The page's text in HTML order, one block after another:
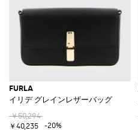
FURLA
イリデ グレインレザーバッグ
￥50,294
￥40,235
-20%